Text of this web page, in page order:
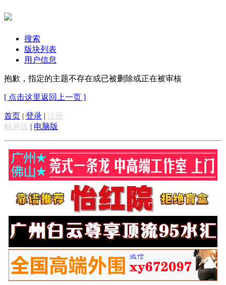
搜索
版块列表
用户信息
抱歉，指定的主题不存在或已被删除或正在被审核
[ 点击这里返回上一页 ]
首页 | 登录 | 注册
触屏版 | 电脑版